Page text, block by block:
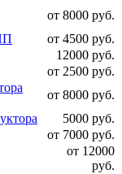
от 8000 руб.
от 4500 руб.
12000 руб.
от 2500 руб.
от 8000 руб.
5000 руб.
от 7000 руб.
от 12000
руб.